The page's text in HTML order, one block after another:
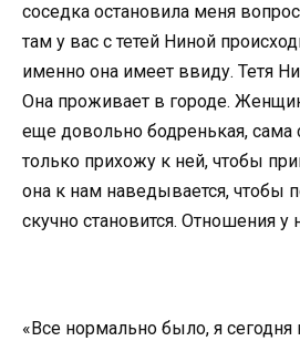
соседка остановила меня
там у вас с тетей Ниной
именно она имеет ввиду. Тетя
Она проживает в городе.
еще довольно бодренькая, сама
только прихожу к ней, чтобы
она к нам наведывается, чтобы
скучно становится. Отношения у
«Все нормально было, я сегодня